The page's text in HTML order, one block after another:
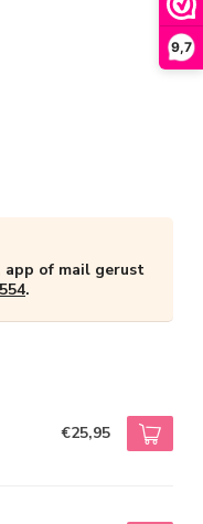
9,7
of mail gerust
.
€25,95